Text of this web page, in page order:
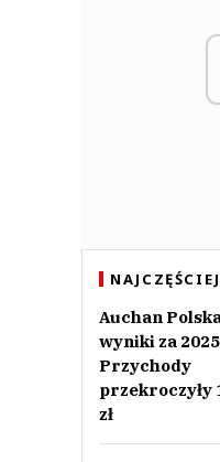
Auchan
wyniki za
Przychody
przekroczyły
zł